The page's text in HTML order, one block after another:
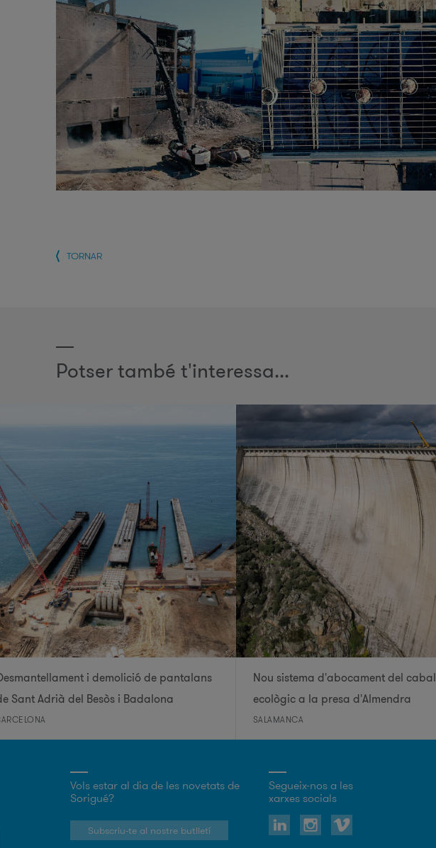
TORNAR
Potser també t'interessa...
i demolició de pantalans
Sant Adrià del Besòs i Badalona
Nou sistema d'abocament del cabal
ecològic a la presa d'Almendra
SALAMANCA
Vols estar al dia de les novetats de
Sorigué?
Subscriu-te al nostre butlletí
Segueix-nos a les
xarxes socials